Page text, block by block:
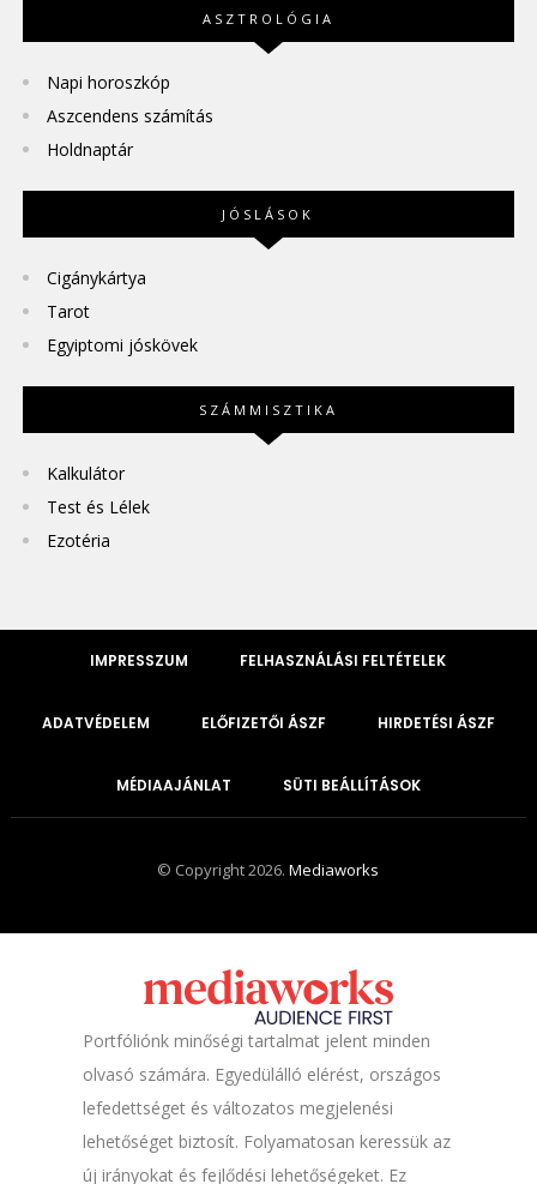
ASZTROLÓGIA
Napi horoszkóp
Aszcendens számítás
Holdnaptár
JÓSLÁSOK
Cigánykártya
Tarot
Egyiptomi jóskövek
SZÁMMISZTIKA
Kalkulátor
Test és Lélek
Ezotéria
IMPRESSZUM FELHASZNÁLÁSI FELTÉTELEK
ADATVÉDELEM ELŐFIZETŐI ÁSZF HIRDETÉSI ÁSZF
MÉDIAAJÁNLAT SÜTI BEÁLLÍTÁSOK
© Copyright 2026.Mediaworks
Portfóliónk minőségi tartalmat jelent minden
olvasó számára. Egyedülálló elérést, országos
lefedettséget és változatos megjelenési
lehetőséget biztosít. Folyamatosan keressük az
új irányokat és fejlődési lehetőségeket. Ez